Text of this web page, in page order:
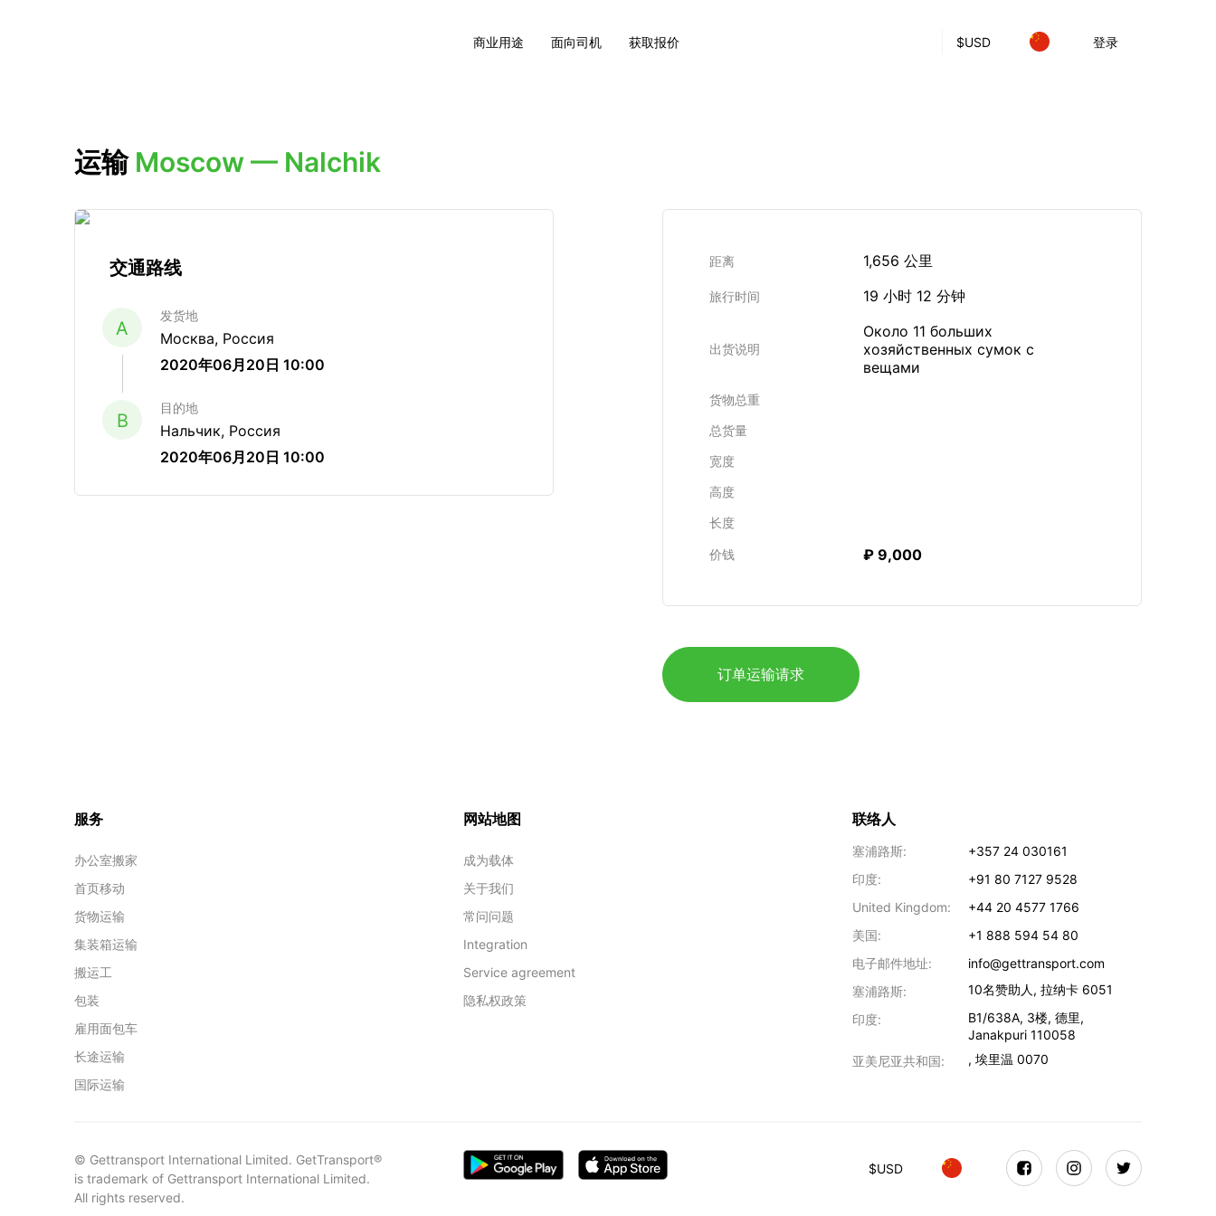
$USD 登录
商业用途 面向司机 获取报价
运输 Moscow — Nalchik
交通路线
A
发货地
Москва, Россия
2020年06月20日 10:00
B
目的地
Нальчик, Россия
2020年06月20日 10:00
距离 1,656 公里
旅行时间 19 小时 12 分钟
出货说明
Около 11 больших
хозяйственных сумок с
вещами
货物总重
总货量
宽度
高度
长度
价钱 ₽ 9,000
订单运输请求
服务
办公室搬家
首页移动
货物运输
集装箱运输
搬运工
包装
雇用面包车
长途运输
国际运输
网站地图
成为载体
关于我们
常问问题
Integration
Service agreement
隐私权政策
联络人
塞浦路斯:
+357 24 030161
印度:
+91 80 7127 9528
United Kingdom:
+44 20 4577 1766
美国:
+1 888 594 54 80
电子邮件地址:
info@gettransport.com
塞浦路斯:
10名赞助人 , 拉纳卡 6051
印度:
B1/638A, 3楼, 德里,
Janakpuri 110058
亚美尼亚共和国:
, 埃里温 0070
© Gettransport International Limited. GetTransport®
is trademark of Gettransport International Limited.
All rights reserved.
$USD